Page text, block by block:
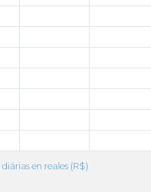
en reales (R$)